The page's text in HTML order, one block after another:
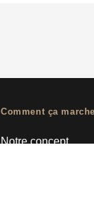
Comment ça marche
Notre concept